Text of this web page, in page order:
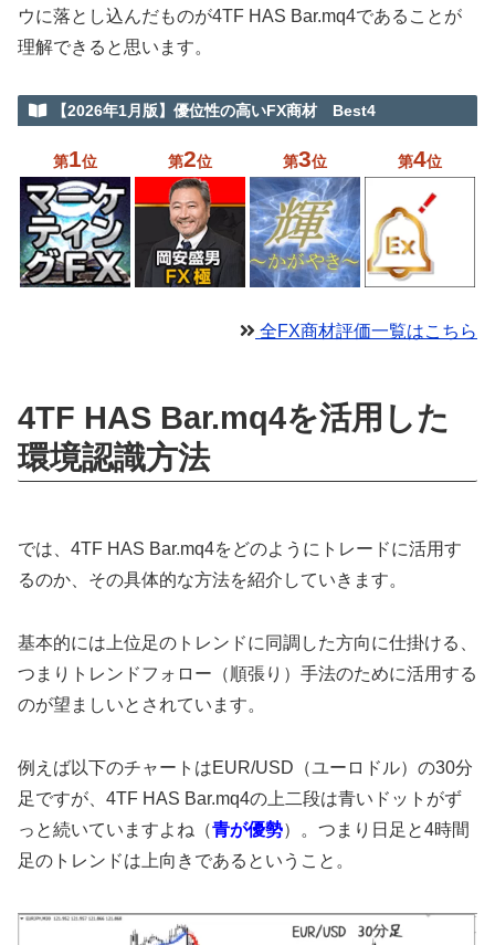
ウに落とし込んだものが4TF HAS Bar.mq4であることが
理解できると思います。
【2026年1月版】優位性の高いFX商材 Best4
第1位 第2位 第3位 第4位
全FX商材評価一覧はこちら
4TF HAS Bar.mq4を活用した
環境認識方法
では、4TF HAS Bar.mq4をどのようにトレードに活用す
るのか、その具体的な方法を紹介していきます。
基本的には上位足のトレンドに同調した方向に仕掛ける、
つまりトレンドフォロー（順張り）手法のために活用する
のが望ましいとされています。
例えば以下のチャートはEUR/USD（ユーロドル）の30分
足ですが、4TF HAS Bar.mq4の上二段は青いドットがず
っと続いていますよね（青が優勢）。つまり日足と4時間
足のトレンドは上向きであるということ。